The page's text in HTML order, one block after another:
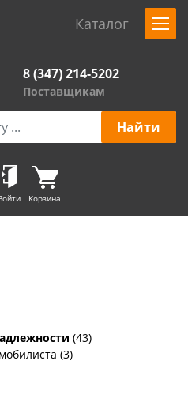
Каталог
8 (347) 214-5202
Поставщикам
Корзина
(43)
(3)